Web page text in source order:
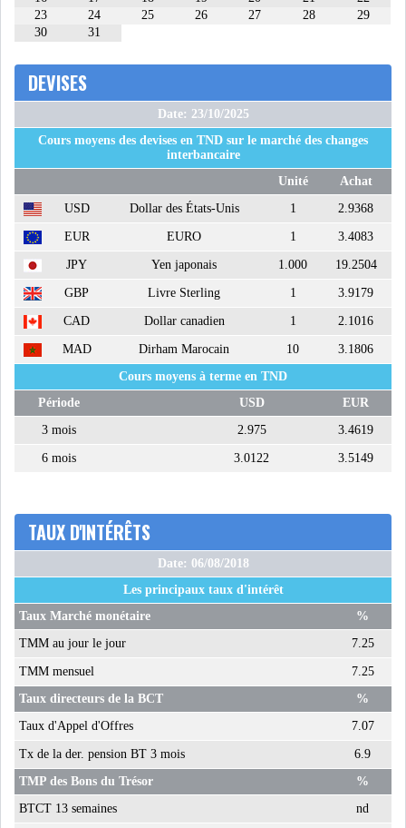
23
24 25 26 27 28
29
30
31
DEVISES
Date: 23/10/2025
Cours moyens des devises en TND sur le marché des changes
interbancaire
Unité
Achat
USD
Dollar des États-Unis 1 2.9368
EUR EURO 1 3.4083
JPY Yen japonais 1.000 19.2504
GBP Livre Sterling 1 3.9179
CAD Dollar canadien 1 2.1016
MAD Dirham Marocain 10
3.1806
Cours moyens à terme en TND
Période
USD
EUR
3 mois
2.975 3.4619
6 mois 3.0122 3.5149
TAUX D'INTÉRÊTS
Date: 06/08/2018
Les principaux taux d'intérêt
Taux Marché monétaire
%
TMM au jour le jour
7.25
TMM mensuel
7.25
Taux directeurs de la BCT
%
Taux d'Appel d'Offres
7.07
Tx de la der. pension BT 3 mois
6.9
TMP des Bons du Trésor
%
BTCT 13 semaines
nd